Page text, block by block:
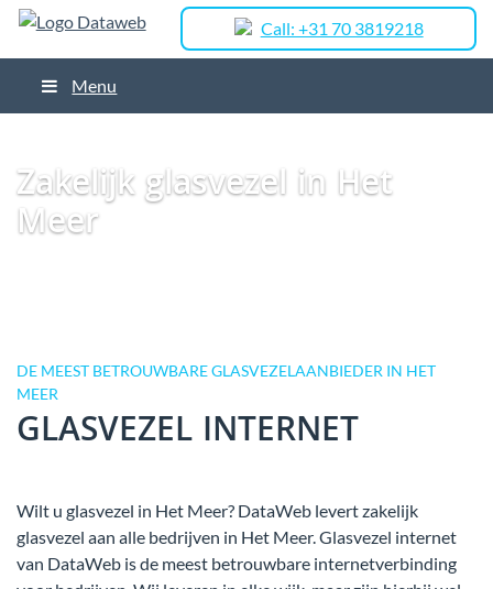
Call: +31 70 3819218
Menu
Zakelijk glasvezel in Het
Meer
DE MEEST BETROUWBARE GLASVEZELAANBIEDER IN HET
MEER
GLASVEZEL INTERNET
Wilt u glasvezel in Het Meer? DataWeb levert zakelijk
glasvezel aan alle bedrijven in Het Meer. Glasvezel internet
van DataWeb is de meest betrouwbare internetverbinding